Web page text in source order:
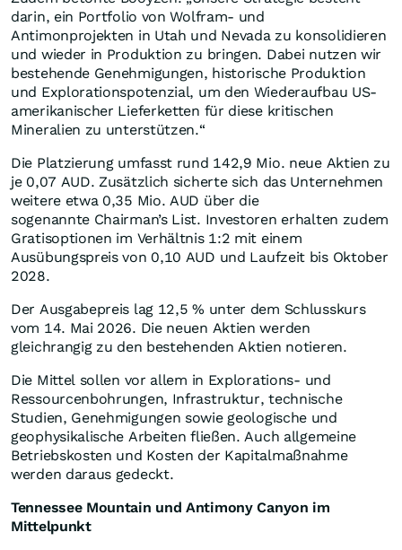
darin, ein Portfolio von Wolfram- und
Antimonprojekten in Utah und Nevada zu konsolidieren
und wieder in Produktion zu bringen. Dabei nutzen wir
bestehende Genehmigungen, historische Produktion
und Explorationspotenzial, um den Wiederaufbau US-
amerikanischer Lieferketten für diese kritischen
Mineralien zu unterstützen.“
Die Platzierung umfasst rund 142,9 Mio. neue Aktien zu
je 0,07 AUD. Zusätzlich sicherte sich das Unternehmen
weitere etwa 0,35 Mio. AUD über die
sogenannte Chairman’s List. Investoren erhalten zudem
Gratisoptionen im Verhältnis 1:2 mit einem
Ausübungspreis von 0,10 AUD und Laufzeit bis Oktober
2028.
Der Ausgabepreis lag 12,5 % unter dem Schlusskurs
vom 14. Mai 2026. Die neuen Aktien werden
gleichrangig zu den bestehenden Aktien notieren.
Die Mittel sollen vor allem in Explorations- und
Ressourcenbohrungen, Infrastruktur, technische
Studien, Genehmigungen sowie geologische und
geophysikalische Arbeiten fließen. Auch allgemeine
Betriebskosten und Kosten der Kapitalmaßnahme
werden daraus gedeckt.
Tennessee Mountain und Antimony Canyon im
Mittelpunkt